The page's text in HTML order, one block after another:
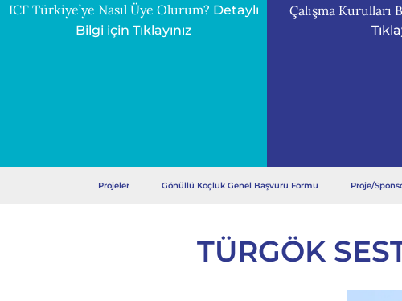
ICF Türkiye’ye Nasıl Üye Olurum? Detaylı
Bilgi için Tıklayınız
Çalışma Kurulları
Projeler Gönüllü Koçluk Genel Başvuru Formu Proje/
TÜRGÖK